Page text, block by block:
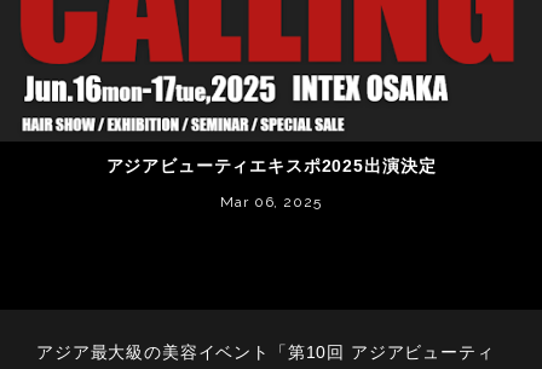
アジアビューティエキスポ2025出演決定
Mar 06, 2025
アジア最大級の美容イベント「第10回 アジアビューティ